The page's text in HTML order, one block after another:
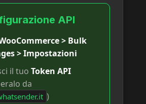
API
> Bulk
> Impostazioni
il tuo Token API
da
)